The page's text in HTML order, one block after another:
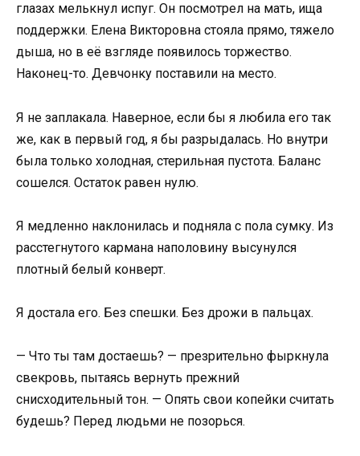
глазах мелькнул испуг. Он посмотрел на мать, ища
поддержки. Елена Викторовна стояла прямо, тяжело
дыша, но в её взгляде появилось торжество.
Наконец-то. Девчонку поставили на место.
Я не заплакала. Наверное, если бы я любила его так
же, как в первый год, я бы разрыдалась. Но внутри
была только холодная, стерильная пустота. Баланс
сошелся. Остаток равен нулю.
Я медленно наклонилась и подняла с пола сумку. Из
расстегнутого кармана наполовину высунулся
плотный белый конверт.
Я достала его. Без спешки. Без дрожи в пальцах.
— Что ты там достаешь? — презрительно фыркнула
свекровь, пытаясь вернуть прежний
снисходительный тон. — Опять свои копейки считать
будешь? Перед людьми не позорься.